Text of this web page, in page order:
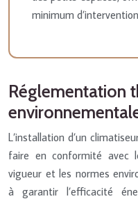
minimum
Réglementation
L’installation d’un
faire en conformité avec
vigueur et les normes
à garantir l’efficacité